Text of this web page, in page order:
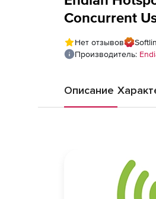
Concurrent
Нет отзывов
Производитель:
Описание